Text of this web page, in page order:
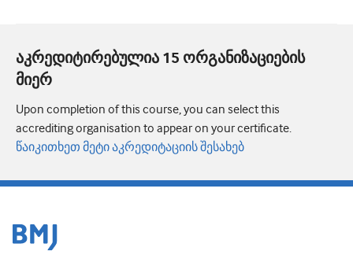
აკრედიტირებულია 15 ორგანიზაციების
მიერ
Upon completion of this course, you can select this
accrediting organisation to appear on your certificate.
წაიკითხეთ მეტი აკრედიტაციის შესახებ